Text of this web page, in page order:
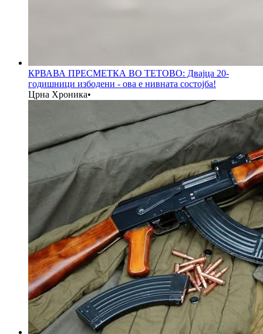
КРВАВА ПРЕСМЕТКА ВО ТЕТОВО: Двајца 20-
годишници избодени - ова е нивната состојба!
Црна Хроника•